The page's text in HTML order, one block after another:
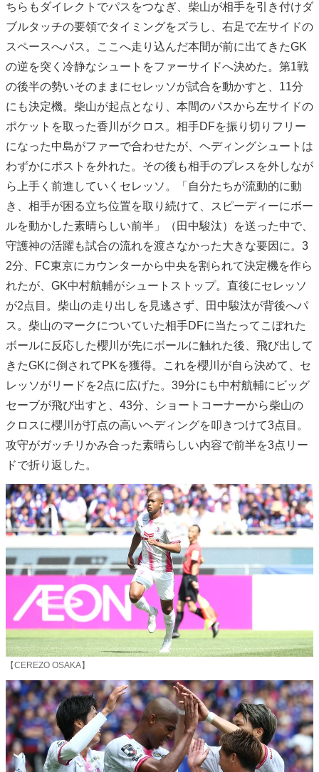
ちらもダイレクトでパスをつなぎ、柴山が相手を引き付けダ
ブルタッチの要領でタイミングをズラし、右足で左サイドの
スペースへパス。ここへ走り込んだ本間が前に出てきたGK
の逆を突く冷静なシュートをファーサイドへ決めた。第1戦
の後半の勢いそのままにセレッソが試合を動かすと、11分
にも決定機。柴山が起点となり、本間のパスから左サイドの
ポケットを取った香川がクロス。相手DFを振り切りフリー
になった中島がファーで合わせたが、ヘディングシュートは
わずかにポストを外れた。その後も相手のプレスを外しなが
ら上手く前進していくセレッソ。「自分たちが流動的に動
き、相手が困る立ち位置を取り続けて、スピーディーにボー
ルを動かした素晴らしい前半」（田中駿汰）を送った中で、
守護神の活躍も試合の流れを渡さなかった大きな要因に。3
2分、FC東京にカウンターから中央を割られて決定機を作ら
れたが、GK中村航輔がシュートストップ。直後にセレッソ
が2点目。柴山の走り出しを見逃さず、田中駿汰が背後へパ
ス。柴山のマークについていた相手DFに当たってこぼれた
ボールに反応した櫻川が先にボールに触れた後、飛び出して
きたGKに倒されてPKを獲得。これを櫻川が自ら決めて、セ
レッソがリードを2点に広げた。39分にも中村航輔にビッグ
セーブが飛び出すと、43分、ショートコーナーから柴山の
クロスに櫻川が打点の高いヘディングを叩きつけて3点目。
攻守がガッチリかみ合った素晴らしい内容で前半を3点リー
ドで折り返した。
【CEREZO OSAKA】